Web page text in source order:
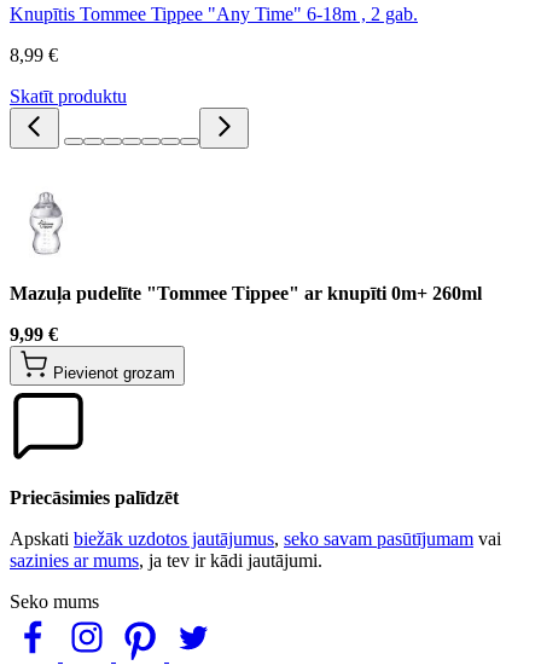
Knupītis Tommee Tippee "Any Time" 6-18m , 2 gab.
8,99 €
Skatīt produktu
Mazuļa pudelīte "Tommee Tippee" ar knupīti 0m+ 260ml
9,99 €
Pievienot grozam
Priecāsimies palīdzēt
Apskati biežāk uzdotos jautājumus, seko savam pasūtījumam vai
sazinies ar mums, ja tev ir kādi jautājumi.
Seko mums